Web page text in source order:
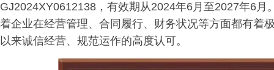
GJ2024XY0612138，有效期从2024年6月至2027年6
着企业在经营管理、合同履行、财务状况等方面都有着
以来诚信经营、规范运作的高度认可。